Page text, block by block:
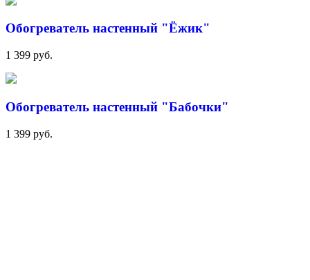
Обогреватель настенный "Ёжик"
1 399 руб.
Обогреватель настенный "Бабочки"
1 399 руб.